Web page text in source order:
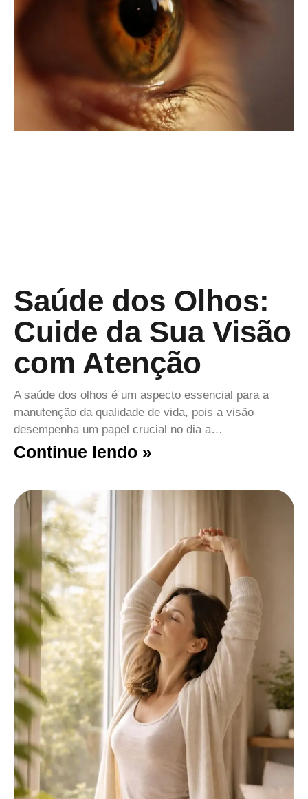
Saúde dos Olhos:
Cuide da Sua Visão
com Atenção
A saúde dos olhos é um aspecto essencial para a
manutenção da qualidade de vida, pois a visão
desempenha um papel crucial no dia a…
Continue lendo »